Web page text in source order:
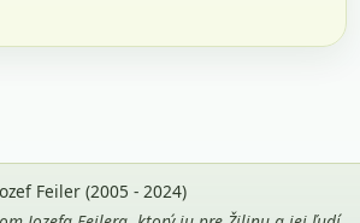
Feiler (2005 - 2024)